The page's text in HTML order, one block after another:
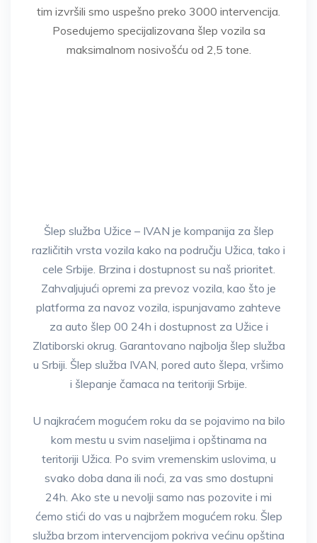
tim izvršili smo uspešno preko 3000 intervencija.
Posedujemo specijalizovana šlep vozila sa
maksimalnom nosivošću od 2,5 tone.
Šlep služba Užice – IVAN je kompanija za šlep
različitih vrsta vozila kako na području Užica, tako i
cele Srbije. Brzina i dostupnost su naš prioritet.
Zahvaljujući opremi za prevoz vozila, kao što je
platforma za navoz vozila, ispunjavamo zahteve
za auto šlep 00 24h i dostupnost za Užice i
Zlatiborski okrug. Garantovano najbolja šlep služba
u Srbiji. Šlep služba IVAN, pored auto šlepa, vršimo
i šlepanje čamaca na teritoriji Srbije.
U najkraćem mogućem roku da se pojavimo na bilo
kom mestu u svim naseljima i opštinama na
teritoriji Užica. Po svim vremenskim uslovima, u
svako doba dana ili noći, za vas smo dostupni
24h. Ako ste u nevolji samo nas pozovite i mi
ćemo stići do vas u najbržem mogućem roku. Šlep
služba brzom intervencijom pokriva većinu opština